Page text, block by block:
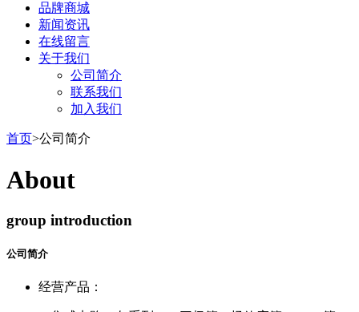
品牌商城
新闻资讯
在线留言
关于我们
公司简介
联系我们
加入我们
首页>公司简介
About
group introduction
公司简介
经营产品：